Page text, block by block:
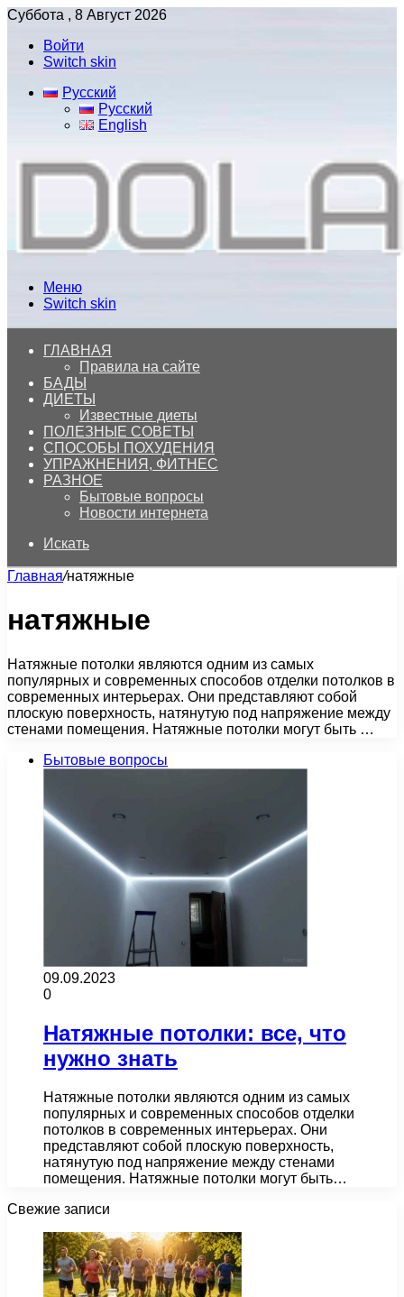
Суббота , 8 Август 2026
Войти
Switch skin
Русский
Русский
English
Меню
Switch skin
ГЛАВНАЯ
Правила на сайте
БАДЫ
ДИЕТЫ
Известные диеты
ПОЛЕЗНЫЕ СОВЕТЫ
СПОСОБЫ ПОХУДЕНИЯ
УПРАЖНЕНИЯ, ФИТНЕС
РАЗНОЕ
Бытовые вопросы
Новости интернета
Искать
Главная/натяжные
натяжные
Натяжные потолки являются одним из самых
популярных и современных способов отделки потолков в
современных интерьерах. Они представляют собой
плоскую поверхность, натянутую под напряжение между
стенами помещения. Натяжные потолки могут быть …
Бытовые вопросы
09.09.2023
0
Натяжные потолки: все, что
нужно знать
Натяжные потолки являются одним из самых
популярных и современных способов отделки
потолков в современных интерьерах. Они
представляют собой плоскую поверхность,
натянутую под напряжение между стенами
помещения. Натяжные потолки могут быть…
Свежие записи